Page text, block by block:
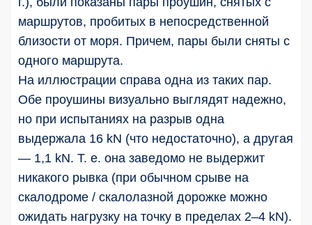
маршрутов, пробитых в непосредственной
близости от моря. Причем, пары были сняты с
одного маршрута.
На иллюстрации справа одна из таких пар.
Обе проушины визуально выглядят надежно,
но при испытаниях на разрыв одна
выдержала 16 kN (что недостаточно), а другая
— 1,1 kN. Т. е. она заведомо не выдержит
никакого рывка (при обычном срыве на
скалодроме / скалолазной дорожке можно
ожидать нагрузку на точку в пределах 2–4 kN).